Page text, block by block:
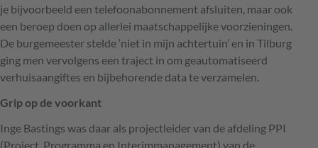
je bijvoorbeeld een telefoonabonnement afsluiten, maar ook
een beroep doen op allerlei maatschappelijke voorzieningen.
De burgemeester stelde ‘niet in mijn achtertuin’ en in Tilburg
ging men vervolgens een traject in om geautomatiseerd
verhuisaangiftes en bijbehorende data te verzamelen.
Grip op de voorkant
Inge Bastings was daar als projectleider van de afdeling PPI
(Project, Programma en Interimmanagement) van de